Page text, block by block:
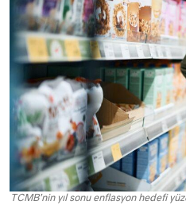
TCMB'nin yıl sonu enflasyon hedefi